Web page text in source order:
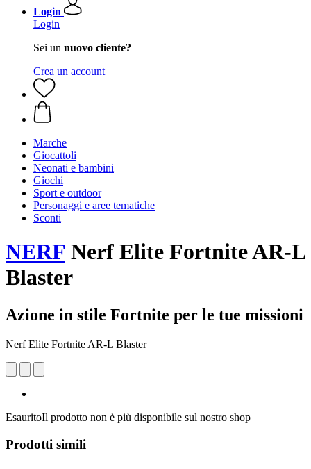
Login
Login
Sei un nuovo cliente?
Crea un account
Marche
Giocattoli
Neonati e bambini
Giochi
Sport e outdoor
Personaggi e aree tematiche
Sconti
NERF Nerf Elite Fortnite AR-L
Blaster
Azione in stile Fortnite per le tue missioni
Nerf Elite Fortnite AR-L Blaster
EsauritoIl prodotto non è più disponibile sul nostro shop
Prodotti simili